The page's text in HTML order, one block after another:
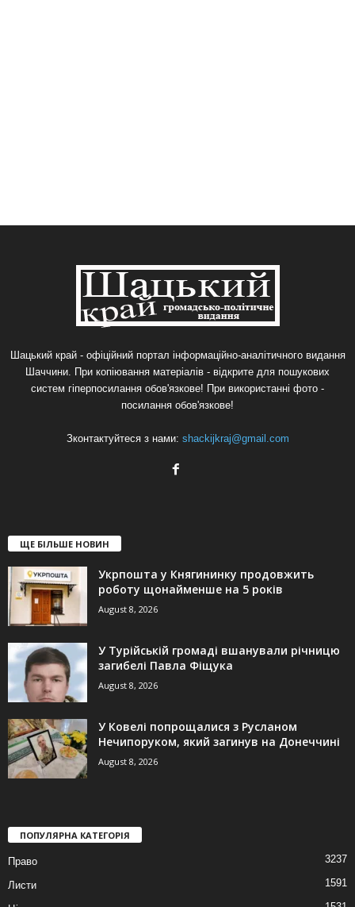
Шацький край - офіційний портал інформаційно-аналітичного видання
Шаччини. При копіювання матеріалів - відкрите для пошукових
систем гіперпосилання обов'язкове! При використанні фото -
посилання обов'язкове!
Зконтактуйтеся з нами: shackijkraj@gmail.com
ЩЕ БІЛЬШЕ НОВИН
Укрпошта у Княгининку продовжить
роботу щонайменше на 5 років
August 8, 2026
У Турійській громаді вшанували річницю
загибелі Павла Фіщука
August 8, 2026
У Ковелі попрощалися з Русланом
Нечипоруком, який загинув на Донеччині
August 8, 2026
ПОПУЛЯРНА КАТЕГОРІЯ
Право 3237
Листи 1591